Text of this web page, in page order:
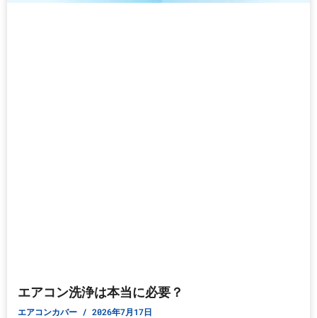
エアコン洗浄は本当に必要？
エアコンカバー 2026年7月17日